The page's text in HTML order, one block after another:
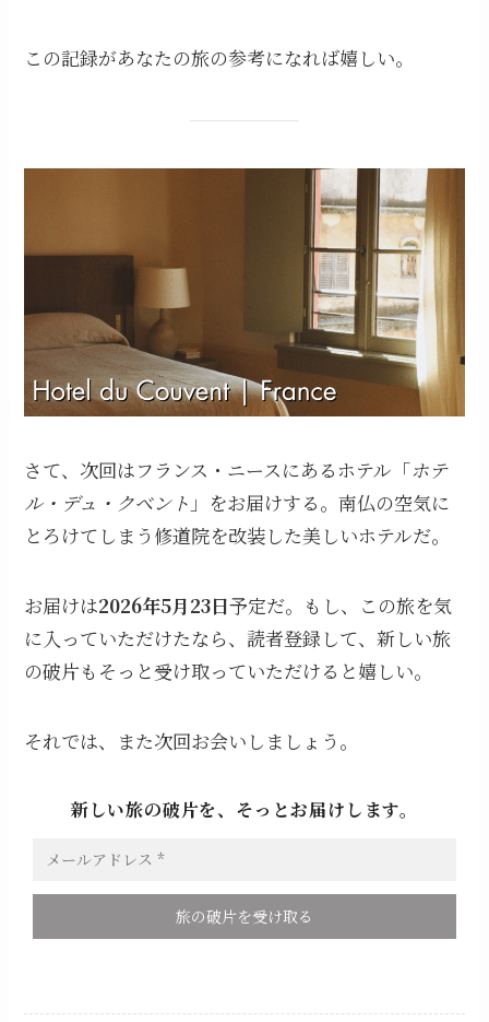
この記録があなたの旅の参考になれば嬉しい。
さて、次回はフランス・ニースにあるホテル「ホテ
ル・デュ・クベント 」をお届けする。南仏の空気に
とろけてしまう修道院を改装した美しいホテルだ。
お届けは2026年5月23日予定だ。もし、この旅を気
に入っていただけたなら、読者登録して、新しい旅
の破片もそっと受け取っていただけると嬉しい。
それでは、また次回お会いしましょう。
新しい旅の破片を、そっとお届けします。